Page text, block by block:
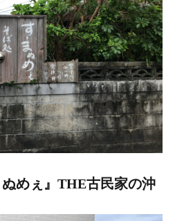
めぇ』THE古民家の沖